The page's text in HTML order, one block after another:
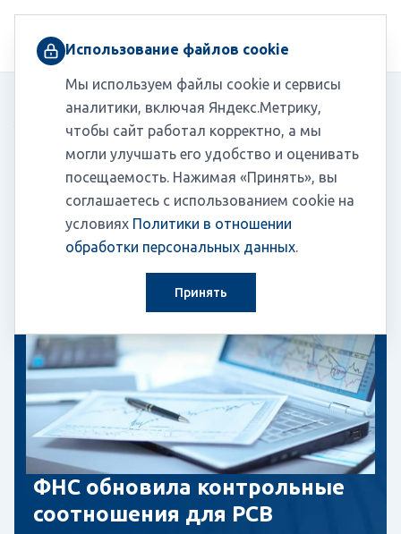
Пресс-центр/ Новости
ФНС обновила контрольные соотношения для РСВ
Новости 02.03.2026
ФНС обновила контрольные
соотношения для РСВ
Использование файлов cookie
Мы используем файлы cookie и сервисы
аналитики, включая Яндекс.Метрику,
чтобы сайт работал корректно, а мы
могли улучшать его удобство и оценивать
посещаемость. Нажимая «Принять», вы
соглашаетесь с использованием cookie на
условиях Политики в отношении
обработки персональных данных.
Принять